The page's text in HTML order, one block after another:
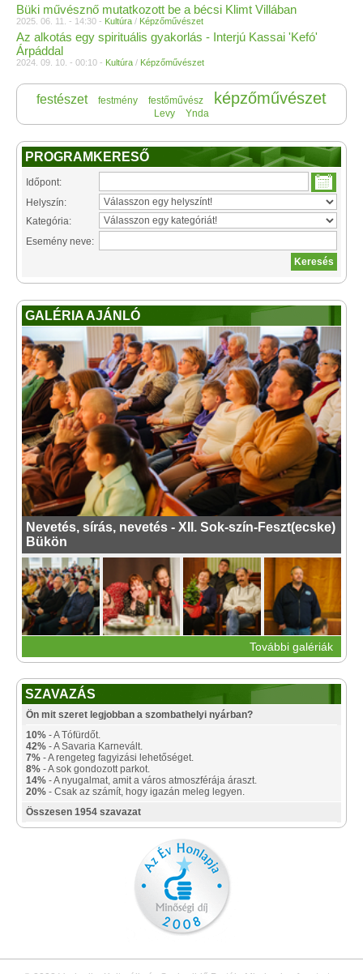
Büki művésznő mutatkozott be a bécsi Klimt Villában
2025. 06. 11. - 14:30 - Kultúra / Képzőművészet
Az alkotás egy spirituális gyakorlás - Interjú Kassai 'Kefó'
Árpáddal
2024. 09. 10. - 00:10 - Kultúra / Képzőművészet
festészet festmény festőművész képzőművészet
Levy Ynda
PROGRAMKERESŐ
Időpont:
Helyszín:
Kategória:
Esemény neve:
GALÉRIA AJÁNLÓ
Nevetés, sírás, nevetés - XII. Sok-szín-Feszt(ecske)
Bükön
További galériák
SZAVAZÁS
Ön mit szeret legjobban a szombathelyi nyárban?
10% - A Tófürdőt.
42% - A Savaria Karnevált.
7% - A rengeteg fagyizási lehetőséget.
8% - A sok gondozott parkot.
14% - A nyugalmat, amit a város atmoszférája áraszt.
20% - Csak az számít, hogy igazán meleg legyen.
Összesen 1954 szavazat